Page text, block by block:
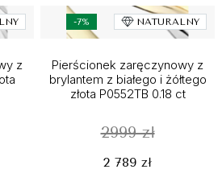
z
-7% NATURALNY
Pierścionek zaręczynowy z
brylantem z białego i żółtego
złota P0552TB 0.18 ct
2999 zł
2 789 zł